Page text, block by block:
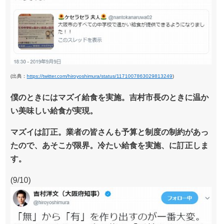
(出典： https://twitter.com/hiroyoshimura/status/1171007863029813249)
僕のときにはマズイ給食を実施。吉村市長のときに温か
い美味しい給食が実現。
マズイは訂正。業者の皆さんも予算と制度の制約があっ
たので、あそこが限界。冷たい給食を実施、に訂正しま
す。
(9/10)